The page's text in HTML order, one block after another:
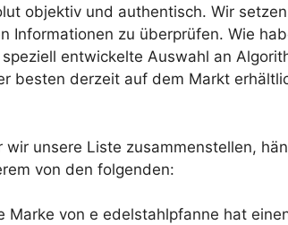
objektiv und authentisch. Wir
Informationen zu überprüfen. Wie
entwickelte Auswahl an
besten derzeit auf dem Markt
wir unsere Liste zusammenstellen,
von den folgenden:
Marke von e edelstahlpfanne hat